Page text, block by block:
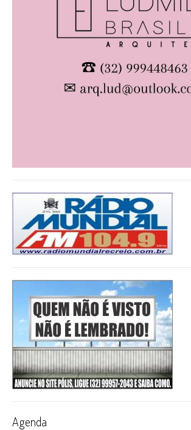
Agenda